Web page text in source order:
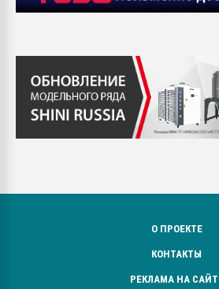
О ПРОЕКТЕ
КОНТАКТЫ
РЕКЛАМА НА